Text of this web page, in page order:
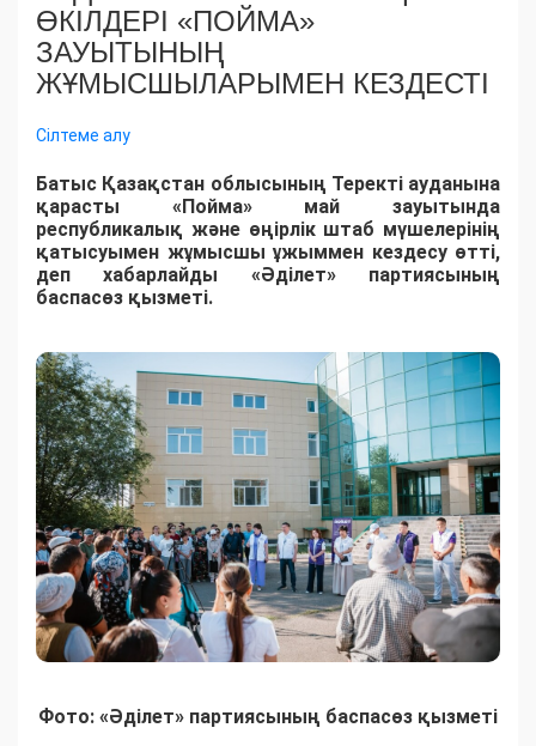
ӨКІЛДЕРІ «ПОЙМА»
ЗАУЫТЫНЫҢ
ЖҰМЫСШЫЛАРЫМЕН КЕЗДЕСТІ
Сілтеме алу
Батыс Қазақстан облысының Теректі ауданына
қарасты «Пойма» май зауытында
республикалық және өңірлік штаб мүшелерінің
қатысуымен жұмысшы ұжыммен кездесу өтті,
деп хабарлайды «Әділет» партиясының
баспасөз қызметі.
Фото: «Әділет» партиясының баспасөз қызметі